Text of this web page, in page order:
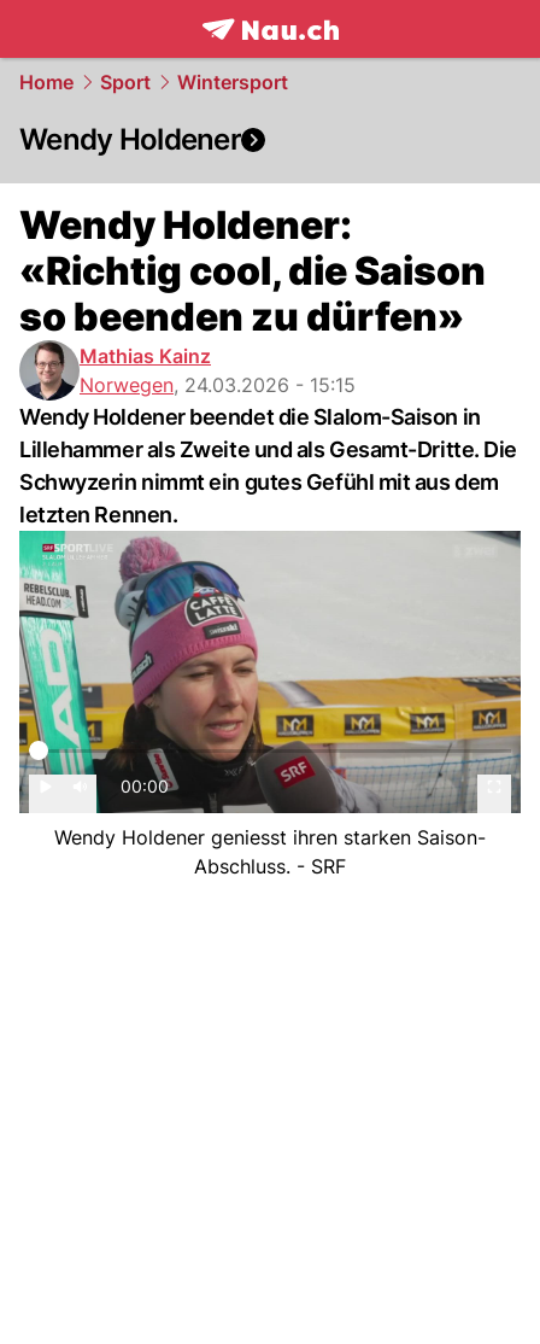
frontpage.NAU.ch
Home Sport Wintersport
Wendy Holdener
Wendy Holdener:
«Richtig cool, die Saison
so beenden zu dürfen»
Mathias Kainz
Norwegen, 24.03.2026 - 15:15
Wendy Holdener beendet die Slalom-Saison in
Lillehammer als Zweite und als Gesamt-Dritte. Die
Schwyzerin nimmt ein gutes Gefühl mit aus dem
letzten Rennen.
00:00
Wendy Holdener geniesst ihren starken Saison-
Abschluss. - SRF